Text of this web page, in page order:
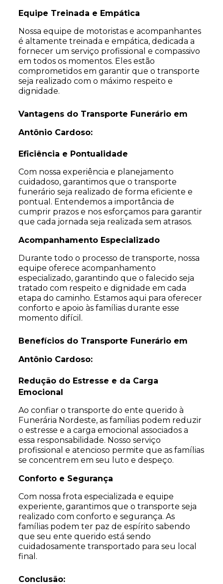
Equipe Treinada e Empática
Nossa equipe de motoristas e acompanhantes
é altamente treinada e empática, dedicada a
fornecer um serviço profissional e compassivo
em todos os momentos. Eles estão
comprometidos em garantir que o transporte
seja realizado com o máximo respeito e
dignidade.
Vantagens do Transporte Funerário em
Antônio Cardoso:
Eficiência e Pontualidade
Com nossa experiência e planejamento
cuidadoso, garantimos que o transporte
funerário seja realizado de forma eficiente e
pontual. Entendemos a importância de
cumprir prazos e nos esforçamos para garantir
que cada jornada seja realizada sem atrasos.
Acompanhamento Especializado
Durante todo o processo de transporte, nossa
equipe oferece acompanhamento
especializado, garantindo que o falecido seja
tratado com respeito e dignidade em cada
etapa do caminho. Estamos aqui para oferecer
conforto e apoio às famílias durante esse
momento difícil.
Benefícios do Transporte Funerário em
Antônio Cardoso:
Redução do Estresse e da Carga
Emocional
Ao confiar o transporte do ente querido à
Funerária Nordeste, as famílias podem reduzir
o estresse e a carga emocional associados a
essa responsabilidade. Nosso serviço
profissional e atencioso permite que as famílias
se concentrem em seu luto e despeço.
Conforto e Segurança
Com nossa frota especializada e equipe
experiente, garantimos que o transporte seja
realizado com conforto e segurança. As
famílias podem ter paz de espírito sabendo
que seu ente querido está sendo
cuidadosamente transportado para seu local
final.
Conclusão: